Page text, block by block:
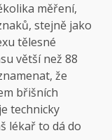
měření,
stejně jako
tělesné
větší než 88
že
břišních
technicky
lékař to dá do